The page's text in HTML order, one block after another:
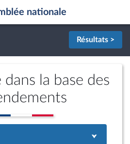
nationale
Résultats >
dans la base des